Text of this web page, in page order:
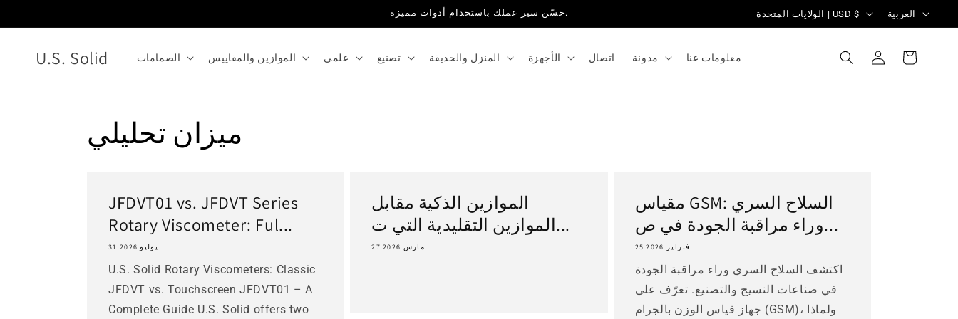
المحتوى
حسّن سير عملك باستخدام أدوات مميزة.
ل
ن
ط
ة
الولايات المتحدة | USD $
غ
ة
العربية
U.S. Solid الصمامات الموازين والمقاييس علمي تصنيع المنزل والحديقة الأجهزة اتصال مدونة معلومات عنا
الدخول
العربة
ميزان تحليلي
JFDVT01 vs. JFDVT Series
Rotary Viscometer: Ful...
31 يوليو 2026
U.S. Solid Rotary Viscometers: Classic
JFDVT vs. Touchscreen JFDVT01 – A
Complete Guide U.S. Solid offers two
الموازين الذكية مقابل
الموازين التقليدية التي ت...
27 مارس 2026
مقياس GSM: السلاح السري
وراء مراقبة الجودة في ص...
25 فبراير 2026
اكتشف السلاح السري وراء مراقبة الجودة
في صناعات النسيج والتصنيع. تعرّف على
جهاز قياس الوزن بالجرام (GSM)، ولماذا